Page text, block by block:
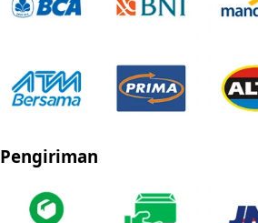
Pengiriman